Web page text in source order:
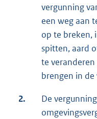
vergunning
een weg aan
op te breken,
spitten, aard
te
brengen in de
2.
De